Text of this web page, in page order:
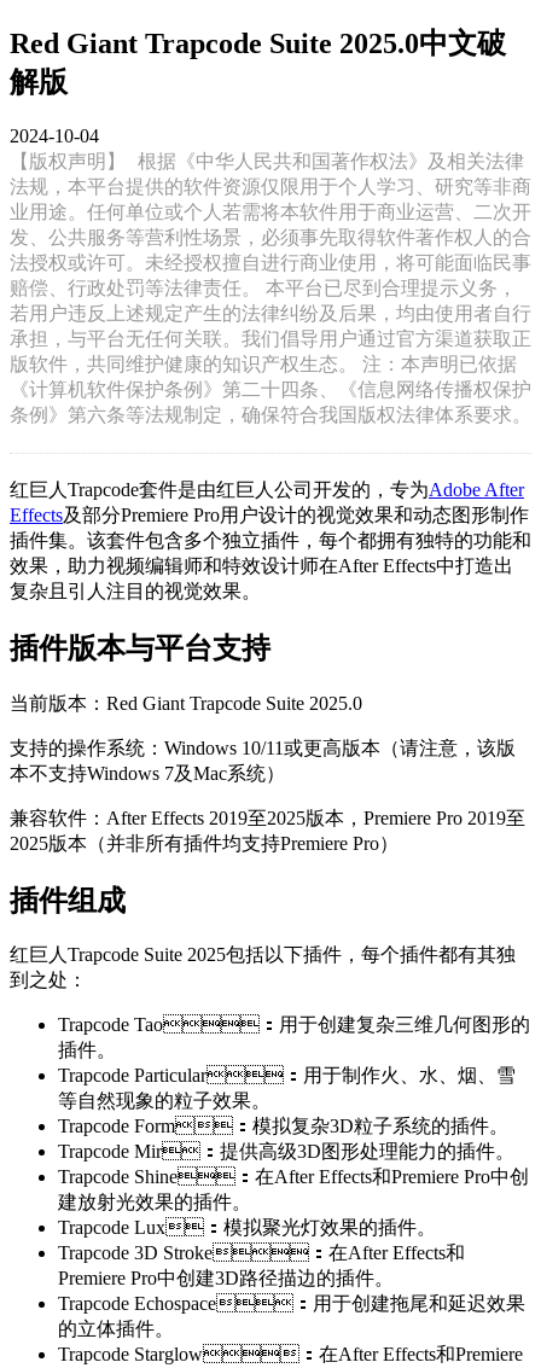
Red Giant Trapcode Suite 2025.0中文破
解版
2024-10-04
【版权声明】
根据《中华人民共和国著作权法》及相关法律
法规，本平台提供的软件资源仅限用于个人学习、研究等非商
业用途。任何单位或个人若需将本软件用于商业运营、二次开
发、公共服务等营利性场景，必须事先取得软件著作权人的合
法授权或许可。未经授权擅自进行商业使用，将可能面临民事
赔偿、行政处罚等法律责任。 本平台已尽到合理提示义务，
若用户违反上述规定产生的法律纠纷及后果，均由使用者自行
承担，与平台无任何关联。我们倡导用户通过官方渠道获取正
版软件，共同维护健康的知识产权生态。 注：本声明已依据
《计算机软件保护条例》第二十四条、《信息网络传播权保护
条例》第六条等法规制定，确保符合我国版权法律体系要求。
红巨人Trapcode套件是由红巨人公司开发的，专为Adobe After
Effects及部分Premiere Pro用户设计的视觉效果和动态图形制作
插件集。该套件包含多个独立插件，每个都拥有独特的功能和
效果，助力视频编辑师和特效设计师在After Effects中打造出
复杂且引人注目的视觉效果。
插件版本与平台支持
当前版本：Red Giant Trapcode Suite 2025.0
支持的操作系统：Windows 10/11或更高版本（请注意，该版
本不支持Windows 7及Mac系统）
兼容软件：After Effects 2019至2025版本，Premiere Pro 2019至
2025版本（并非所有插件均支持Premiere Pro）
插件组成
红巨人Trapcode Suite 2025包括以下插件，每个插件都有其独
到之处：
Trapcode Tao：用于创建复杂三维几何图形的
插件。
Trapcode Particular：用于制作火、水、烟、雪
等自然现象的粒子效果。
Trapcode Form：模拟复杂3D粒子系统的插件。
Trapcode Mir：提供高级3D图形处理能力的插件。
Trapcode Shine：在After Effects和Premiere Pro中创
建放射光效果的插件。
Trapcode Lux：模拟聚光灯效果的插件。
Trapcode 3D Stroke：在After Effects和
Premiere Pro中创建3D路径描边的插件。
Trapcode Echospace：用于创建拖尾和延迟效果
的立体插件。
Trapcode Starglow：在After Effects和Premiere